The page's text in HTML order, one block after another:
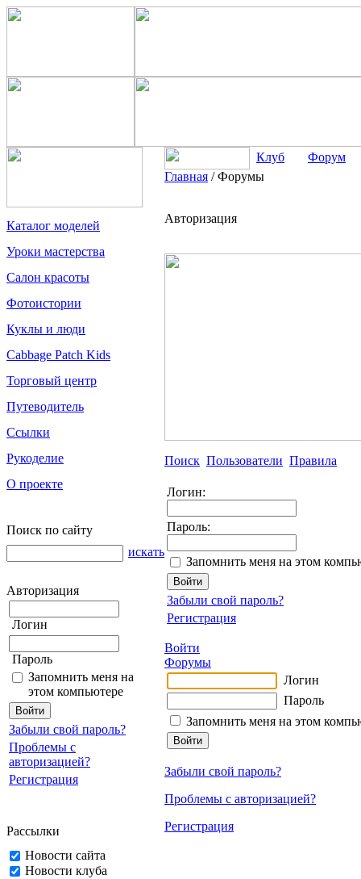
Каталог моделей
Уроки мастерства
Салон красоты
Фотоистории
Куклы и люди
Cabbage Patch Kids
Торговый центр
Путеводитель
Ссылки
Рукоделие
О проекте
Поиск по сайту
искать
Авторизация
Логин
Пароль
Запомнить меня на
этом компьютере
Забыли свой пароль?
Проблемы с
авторизацией?
Регистрация
Рассылки
Новости сайта
Новости клуба
Клуб
Форум
Главная /Форумы
Авторизация
Поиск Пользователи Правила
Логин:
Пароль:
Запомнить меня на этом
Забыли свой пароль?
Регистрация
Войти
Форумы
Логин
Пароль
Запомнить меня на этом
Забыли свой пароль?
Проблемы с авторизацией?
Регистрация